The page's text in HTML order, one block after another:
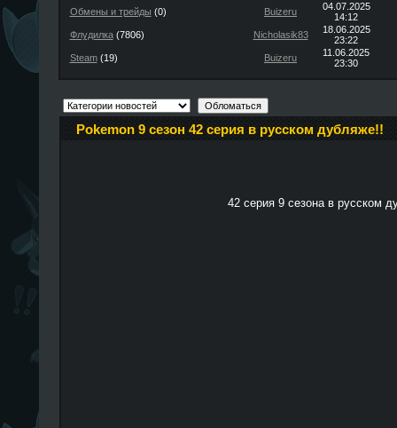
Обмены и трейды (0) Buizeru
04.07.2025
14:12
Флудилка(7806) Nicholasik83
18.06.2025
23:22
Steam(19) Buizeru
11.06.2025
23:30
Pokemon 9 сезон 42 серия в русском дубляже!!
42 серия 9 сезона в русском